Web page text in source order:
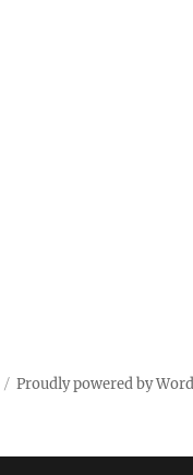
Proudly powered by